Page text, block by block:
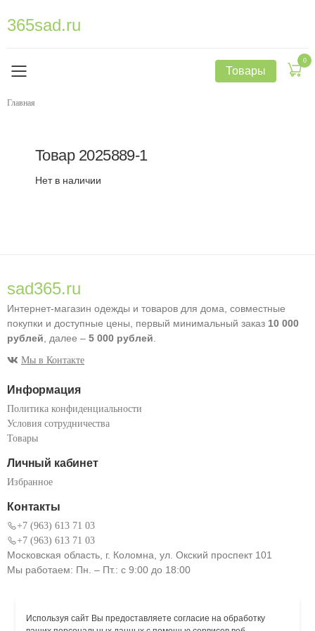
365sad.ru
Товары
0
Главная
Товар 2025889-1
Нет в наличии
sad365.ru
Интернет-магазин одежды и товаров для дома, совместные
покупки и доступные цены, первый минимальный заказ 10 000
рублей , далее – 5 000 рублей
Мы в Контакте
Информация
Политика конфиденциальности
Условия сотрудничества
Товары
Личный кабинет
Избранное
Контакты
+7 (963) 613 71 03
+7 (963) 613 71 03
Московская область, г. Коломна, ул. Окский проспект 101
Мы работаем: Пн. – Пт.: с 9:00 до 18:00
Используя сайт Вы предоставляете согласие на обработку